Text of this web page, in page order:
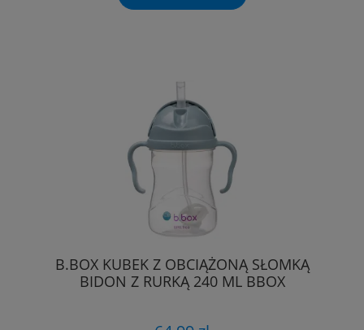
B.BOX KUBEK Z OBCIĄŻONĄ SŁOMKĄ
BIDON Z RURKĄ 240 ML BBOX